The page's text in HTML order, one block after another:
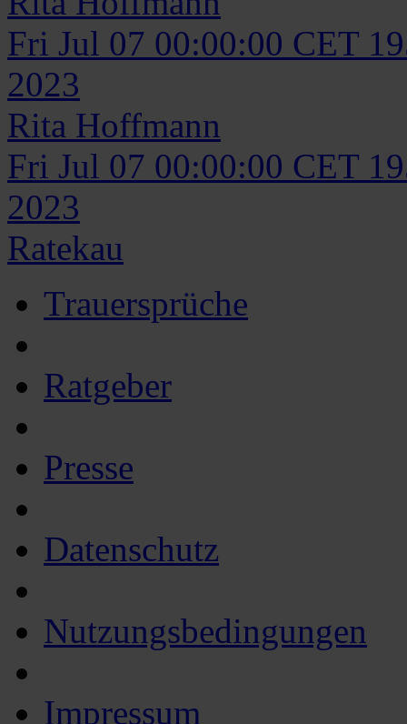
Fri Jul 07 00:00:00 CET
2023
Rita Hoffmann
Fri Jul 07 00:00:00 CET
2023
Ratekau
Trauersprüche
Ratgeber
Presse
Datenschutz
Nutzungsbedingungen
Impressum